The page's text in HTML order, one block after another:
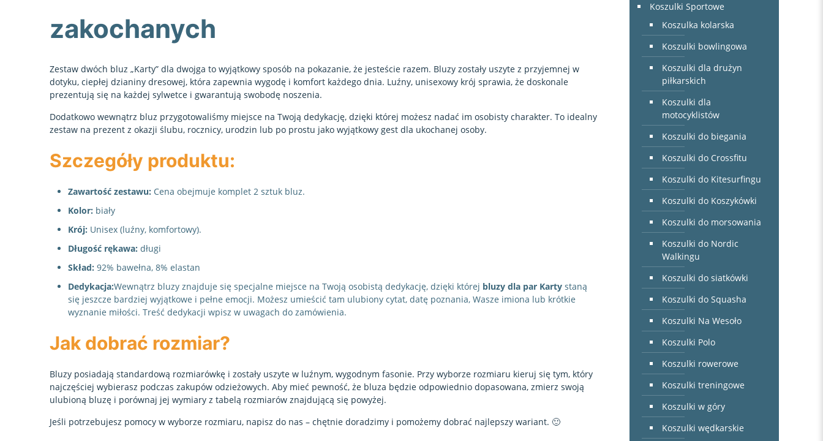
zakochanych
Zestaw dwóch bluz „Karty” dla dwojga to wyjątkowy sposób na pokazanie, że jesteście razem. Bluzy zostały uszyte z przyjemnej w
dotyku, ciepłej dzianiny dresowej, która zapewnia wygodę i komfort każdego dnia. Luźny, unisexowy krój sprawia, że doskonale
prezentują się na każdej sylwetce i gwarantują swobodę noszenia.
Dodatkowo wewnątrz bluz przygotowaliśmy miejsce na Twoją dedykację, dzięki której możesz nadać im osobisty charakter. To idealny
zestaw na prezent z okazji ślubu, rocznicy, urodzin lub po prostu jako wyjątkowy gest dla ukochanej osoby.
Szczegóły produktu:
Zawartość zestawu: Cena obejmuje komplet 2 sztuk bluz.
Kolor: biały
Krój: Unisex (luźny, komfortowy).
Długość rękawa:długi
Skład: 92% bawełna, 8% elastan
Dedykacja:Wewnątrz bluzy znajduje się specjalne miejsce na Twoją osobistą dedykację, dzięki której bluzy dla par Karty staną
się jeszcze bardziej wyjątkowe i pełne emocji. Możesz umieścić tam ulubiony cytat, datę poznania, Wasze imiona lub krótkie
wyznanie miłości. Treść dedykacji wpisz w uwagach do zamówienia.
Jak dobrać rozmiar?
Bluzy posiadają standardową rozmiarówkę i zostały uszyte w luźnym, wygodnym fasonie. Przy wyborze rozmiaru kieruj się tym, który
najczęściej wybierasz podczas zakupów odzieżowych. Aby mieć pewność, że bluza będzie odpowiednio dopasowana, zmierz swoją
ulubioną bluzę i porównaj jej wymiary z tabelą rozmiarów znajdującą się powyżej.
Jeśli potrzebujesz pomocy w wyborze rozmiaru, napisz do nas – chętnie doradzimy i pomożemy dobrać najlepszy wariant. 🙂
Koszulki Sportowe
Koszulka kolarska
Koszulki bowlingowa
Koszulki dla drużyn
piłkarskich
Koszulki dla
motocyklistów
Koszulki do biegania
Koszulki do Crossfitu
Koszulki do Kitesurfingu
Koszulki do Koszykówki
Koszulki do morsowania
Koszulki do Nordic
Walkingu
Koszulki do siatkówki
Koszulki do Squasha
Koszulki Na Wesoło
Koszulki Polo
Koszulki rowerowe
Koszulki treningowe
Koszulki w góry
Koszulki wędkarskie